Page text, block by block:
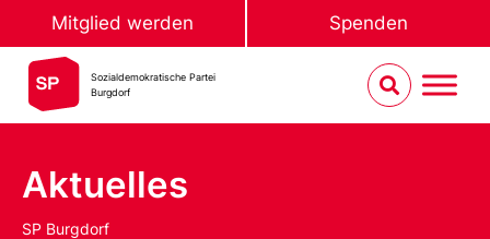
Mitglied werden Spenden
Sozialdemokratische Partei
Burgdorf
Aktuelles
SP Burgdorf